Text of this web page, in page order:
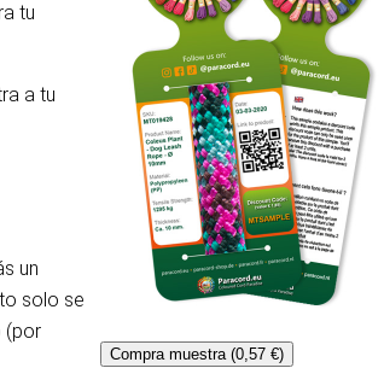
tu
a tu
un
solo se
(por
Compra muestra (0,57 €)